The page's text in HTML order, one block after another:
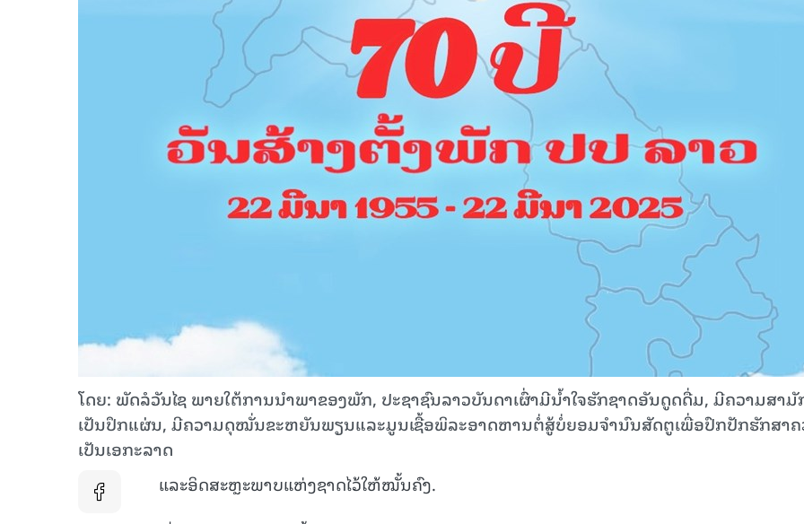
ໂດຍ: ພັດລໍວັນໄຊ ພາຍໃຕ້ການນຳພາຂອງພັກ, ປະຊາຊົນລາວບັນດາເຜົ່າມີນ້ຳໃຈຮັກຊາດອັນດູດດື່ມ, ມີຄວາມສາ
ເປັນປຶກແຜ່ນ, ມີຄວາມດຸໝັ່ນຂະຫຍັນພຽນແລະມູນເຊື້ອພິລະອາດຫານຕໍ່ສູ້ບໍ່ຍອມຈຳນົນສັດຕູເພື່ອປົກປັກຮັກສາຄ
ເປັນເອກະລາດ
ແລະອິດສະຫຼະພາບແຫ່ງຊາດໄວ້ໃຫ້ໝັ້ນຄົງ.
15.040(07-08-